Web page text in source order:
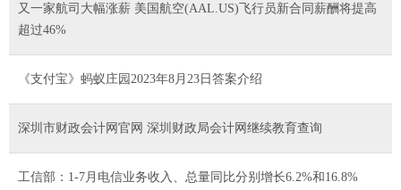
又一家航司大幅涨薪 美国航空(AAL.US)飞行员新合同薪酬将提高
超过46%
《支付宝》蚂蚁庄园2023年8月23日答案介绍
深圳市财政会计网官网 深圳财政局会计网继续教育查询
工信部：1-7月电信业务收入、总量同比分别增长6.2%和16.8%